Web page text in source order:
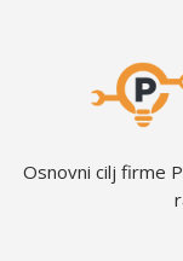
Osnovni cilj firme